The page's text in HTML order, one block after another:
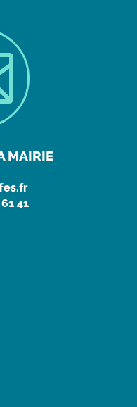
MAIRIE
41